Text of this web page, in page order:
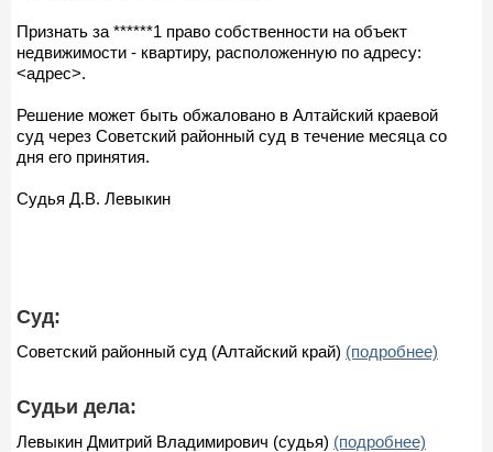
Признать за ******1 право собственности на объект
недвижимости - квартиру, расположенную по адресу:
<адрес>.
Решение может быть обжаловано в Алтайский краевой
суд через Советский районный суд в течение месяца со
дня его принятия.
Судья Д.В. Левыкин
Суд:
Советский районный суд (Алтайский край) (подробнее)
Судьи дела:
Левыкин Дмитрий Владимирович (судья) (подробнее)